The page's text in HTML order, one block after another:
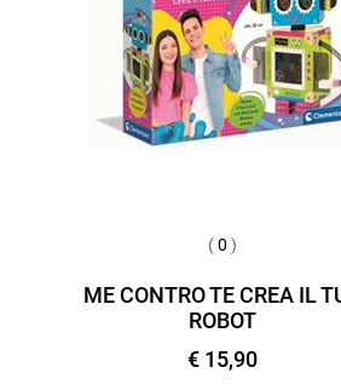
(0 )
ME CONTRO TE CREA IL
ROBOT
€ 15,90